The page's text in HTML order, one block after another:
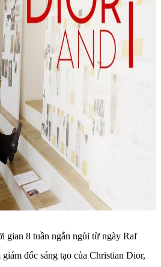
gian 8 tuần ngắn ngủi từ ngày Raf
đốc sáng tạo của Christian Dior,